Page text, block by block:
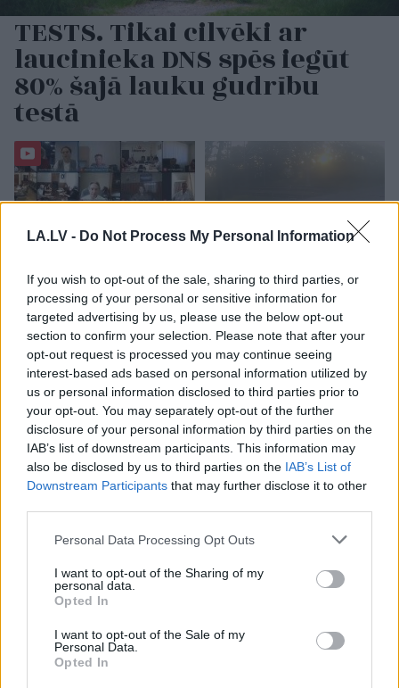
LA.LV - Do Not Process My Personal Information
If you wish to opt-out of the sale, sharing to third parties, or
processing of your personal or sensitive information for
targeted advertising by us, please use the below opt-out
section to confirm your selection. Please note that after your
opt-out request is processed you may continue seeing
interest-based ads based on personal information utilized by
us or personal information disclosed to third parties prior to
your opt-out. You may separately opt-out of the further
disclosure of your personal information by third parties on the
IAB’s list of downstream participants. This information may
also be disclosed by us to third parties on the IAB’s List of
Downstream Participants that may further disclose it to other
Please note that this website/app uses one or more Google
not limited to your visit or usage behaviour. You may click to
grant or deny consent to Google and its third-party tags to
use your data for below specified purposes in below Google
consent section.
Personal Data Processing Opt Outs
I want to opt-out of the Sharing of my
personal data.
Opted In
I want to opt-out of the Sale of my
Personal Data.
Opted In
TESTS. Tikai cilvēki ar
laucinieka DNS spēs iegūt
80% šajā lauku gudrību
testā
VIDEO.Fenomenāls
skats! Ukraiņu aktīvists
ielauzies Krievijas
aizsardzības nozares
amatpersonu
videokonferencē
VIDEO. Rīgā
autovadītājas
neapdomība uz
dzelzceļa
pārbrauktuves viņai
izmaksās desmitiem
tūkstošu eiro